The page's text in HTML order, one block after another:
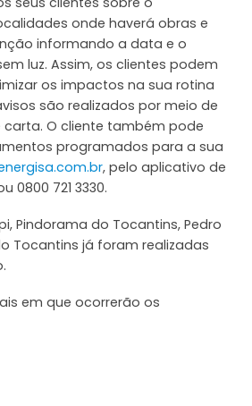
onde haverá obras e
informando a data e o
luz. Assim, os clientes podem
os impactos na sua rotina
são realizados por meio de
carta. O cliente também pode
programados para a sua
, pelo aplicativo de
0800 721 3330.
Pindorama do Tocantins, Pedro
Tocantins já foram realizadas
em que ocorrerão os